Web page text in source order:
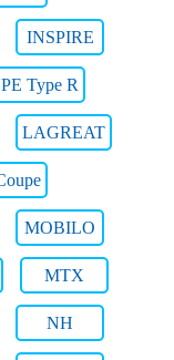
INSPIRE
Type R
LAGREAT
MOBILO
MTX
NH